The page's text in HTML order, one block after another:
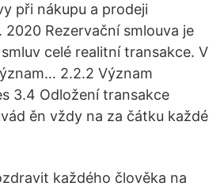
při nákupu a prodeji
Rezervační smlouva je
celé realitní transakce. V
2.2.2 Význam
3.4 Odložení transakce
ěn vždy na za čátku každé
každého člověka na